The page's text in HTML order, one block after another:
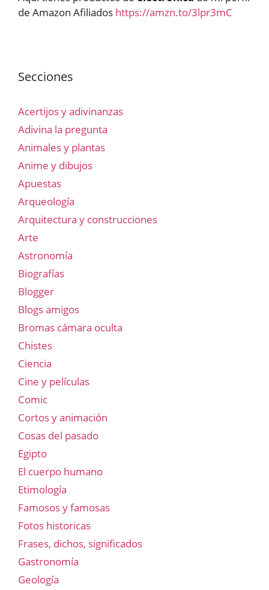
de Amazon Afiliados https://amzn.to/3lpr3mC
Secciones
Acertijos y adivinanzas
Adivina la pregunta
Animales y plantas
Anime y dibujos
Apuestas
Arqueología
Arquitectura y construcciones
Arte
Astronomía
Biografías
Blogger
Blogs amigos
Bromas cámara oculta
Chistes
Ciencia
Cine y películas
Comic
Cortos y animación
Cosas del pasado
Egipto
El cuerpo humano
Etimología
Famosos y famosas
Fotos historicas
Frases, dichos, significados
Gastronomía
Geología